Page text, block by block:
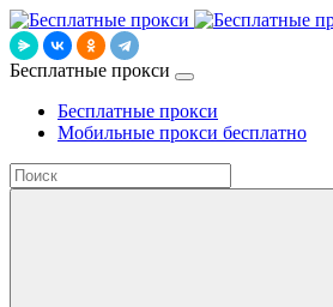
Бесплатные прокси
Бесплатные прокси
Мобильные прокси бесплатно